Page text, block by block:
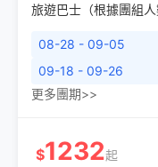
旅遊巴士（根據團組人
08-28 - 09-05
09-18 - 09-26
更多團期>>
$1232起